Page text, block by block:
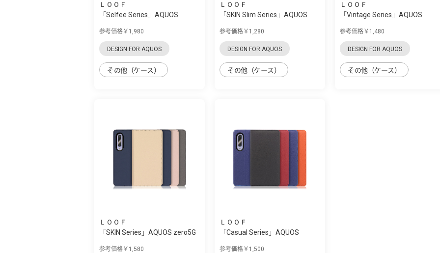
ＬＯＯＦ
「Selfee Series」AQUOS
参考価格￥1,980
DESIGN FOR AQUOS
その他（ケース）
ＬＯＯＦ
「SKIN Slim Series」AQUOS
参考価格￥1,280
DESIGN FOR AQUOS
その他（ケース）
ＬＯＯＦ
「Vintage Series」AQUOS
参考価格￥1,480
DESIGN FOR AQUOS
その他（ケース）
ＬＯＯＦ
「SKIN Series」AQUOS zero5G
参考価格￥1,580
ＬＯＯＦ
「Casual Series」AQUOS
参考価格￥1,500